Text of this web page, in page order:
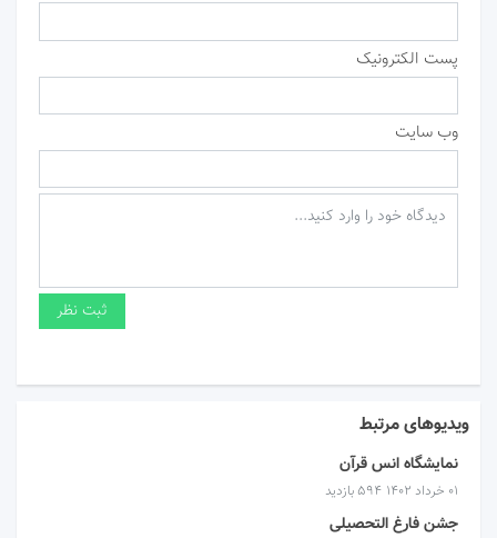
پست الکترونیک
وب سایت
ویدیوهای مرتبط
نمایشگاه انس قرآن
۰۱ خرداد ۱۴۰۲ 594 بازدید
جشن فارغ التحصیلی